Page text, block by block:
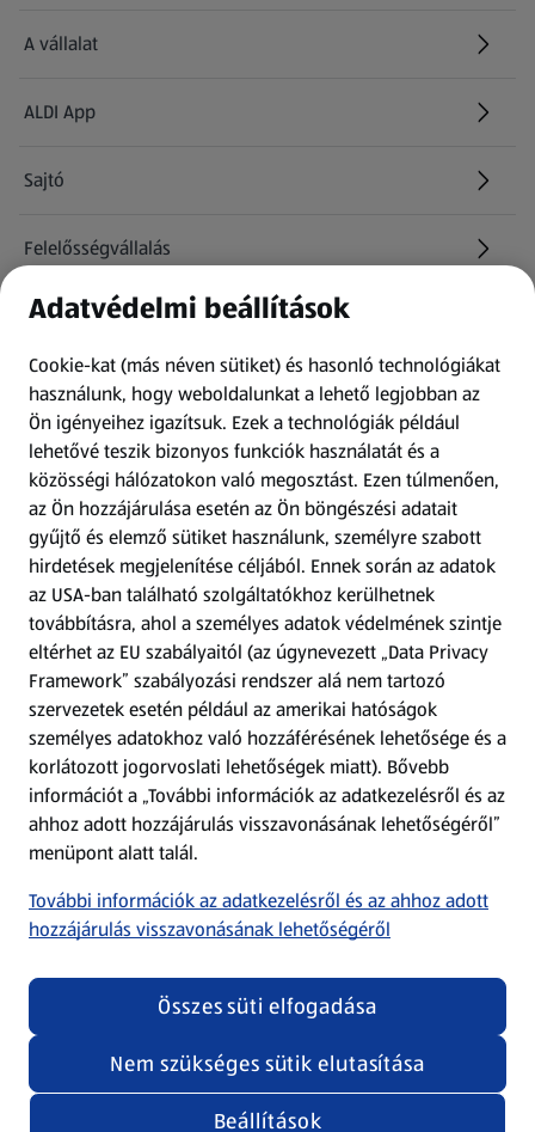
A vállalat
ALDI App
Sajtó
Felelősségvállalás
Információk
Kérdőív
Fizetési lehetőségek
ALDI utalványok
Árcsökkentés
Adattörlő alkalmazás
Szervizpont
(új oldalon nyílik meg)
Fedezz fel minket az interneten!
Töltsd le az ALDI Magyarország applikációt!
Adatvédelem és szabályzat
Cookie beállítások módosítása
Felhasználási feltételek
Adatvédelem / Impresszum
Security policy
(új oldalon nyílik meg)
Adatvédelmi beállítások
Cookie-kat (más néven sütiket) és hasonló technológiákat
használunk, hogy weboldalunkat a lehető legjobban az
Ön igényeihez igazítsuk. Ezek a technológiák például
lehetővé teszik bizonyos funkciók használatát és a
közösségi hálózatokon való megosztást. Ezen túlmenően,
az Ön hozzájárulása esetén az Ön böngészési adatait
gyűjtő és elemző sütiket használunk, személyre szabott
hirdetések megjelenítése céljából. Ennek során az adatok
az USA-ban található szolgáltatókhoz kerülhetnek
továbbításra, ahol a személyes adatok védelmének szintje
eltérhet az EU szabályaitól (az úgynevezett „Data Privacy
Framework” szabályozási rendszer alá nem tartozó
szervezetek esetén például az amerikai hatóságok
személyes adatokhoz való hozzáférésének lehetősége és a
korlátozott jogorvoslati lehetőségek miatt). Bővebb
információt a „További információk az adatkezelésről és az
ahhoz adott hozzájárulás visszavonásának lehetőségéről”
menüpont alatt talál.
További információk az adatkezelésről és az ahhoz adott
hozzájárulás visszavonásának lehetőségéről
Beállítások
Nem szükséges sütik elutasítása
Összes süti elfogadása